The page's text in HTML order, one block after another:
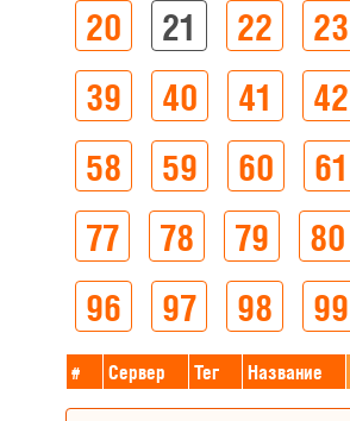
20
21 22 23
39
40 41 42
58
59 60 61
77
78 79 80
96
97 98 99
# Сервер Тег Название